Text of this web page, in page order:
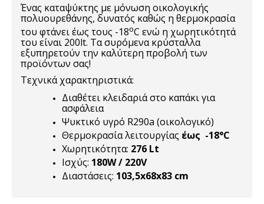
Ένας καταψύκτης με μόνωση οικολογικής
πολυουρεθάνης, δυνατός καθώς η θερμοκρασία
του φτάνει έως τους -18oC ενώ η χωρητικότητά
του είναι 200lt. Τα συρόμενα κρύσταλλα
εξυπηρετούν την καλύτερη προβολή των
προϊόντων σας!
Τεχνικά χαρακτηριστικά:
Διαθέτει κλειδαριά στο καπάκι για
ασφάλεια
Ψυκτικό υγρό R290a (οικολογικό)
Θερμοκρασία λειτουργίας έως -18°C
Χωρητικότητα: 276 Lt
Ισχύς: 180W / 220V
Διαστάσεις: 103,5x68x83 cm